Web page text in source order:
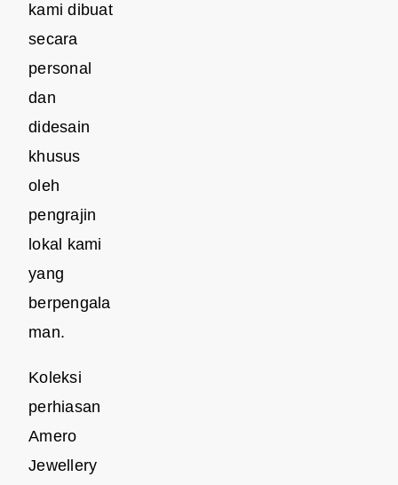
kami dibuat
secara
personal
dan
didesain
khusus
oleh
pengrajin
lokal kami
yang
berpengala
man.
Koleksi
perhiasan
Amero
Jewellery